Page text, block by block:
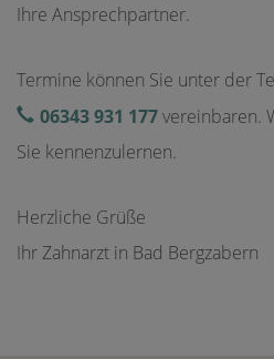
Ihre Ansprechpartner.
Termine können Sie unter der
06343 931 177vereinbaren.
Sie kennenzulernen.
Herzliche Grüße
Ihr Zahnarzt in Bad Bergzabern